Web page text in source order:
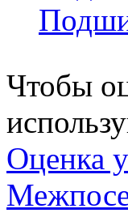
Чтобы
Оценка